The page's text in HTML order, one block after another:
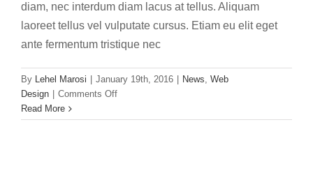
diam, nec interdum diam lacus at tellus. Aliquam
laoreet tellus vel vulputate cursus. Etiam eu elit eget
ante fermentum tristique nec
By Lehel Marosi January 19th, 2016 News, Web
Design
Comments Offon
gravida
Read More